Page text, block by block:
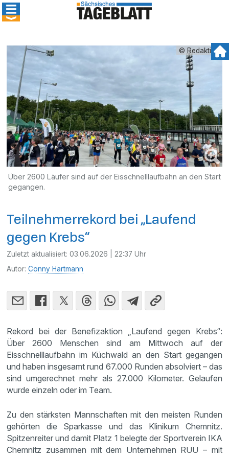
© Redaktion
Über 2600 Läufer sind auf der Eisschnelllaufbahn an den Start
gegangen.
Teilnehmerrekord bei „Laufend
gegen Krebs“
Zuletzt aktualisiert:03.06.2026 | 22:37 Uhr
Autor:Conny Hartmann
Rekord bei der Benefizaktion „Laufend gegen Krebs“:
Über 2600 Menschen sind am Mittwoch auf der
Eisschnelllaufbahn im Küchwald an den Start gegangen
und haben insgesamt rund 67.000 Runden absolviert – das
sind umgerechnet mehr als 27.000 Kilometer. Gelaufen
wurde einzeln oder im Team.
Zu den stärksten Mannschaften mit den meisten Runden
gehörten die Sparkasse und das Klinikum Chemnitz.
Spitzenreiter und damit Platz 1 belegte der Sportverein IKA
Chemnitz zusammen mit dem Unternehmen RUU – mit